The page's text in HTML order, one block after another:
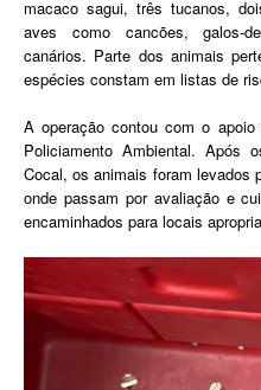
macaco sagui, três tucanos,
aves como cancões, galos-
canários. Parte dos animais
espécies constam em listas de
A operação contou com o apoio
Policiamento Ambiental. Após
Cocal, os animais foram levados
onde passam por avaliação e
encaminhados para locais